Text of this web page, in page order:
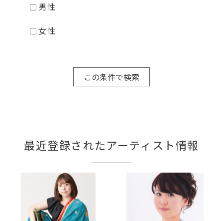
男性
女性
最近登録されたアーティスト情報